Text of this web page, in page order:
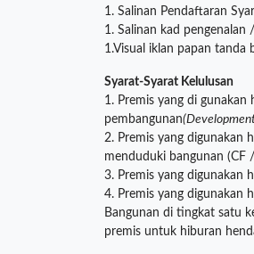
1. Salinan Pendaftaran
1. Salinan kad
1.Visual iklan papan tanda
Syarat-Syarat Kelulusan
1. Premis yang di
pembangunan
2. Premis yang digunakan
menduduki bangunan (CF
3. Premis yang digunakan
4. Premis yang digunakan
Bangunan di tingkat satu
premis untuk hiburan